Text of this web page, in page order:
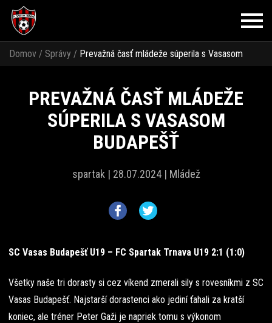
Domov / Správy / Prevažná časť mládeže súperila s Vasasom
PREVAŽNÁ ČASŤ MLÁDEŽE
SÚPERILA S VASASOM
BUDAPEŠŤ
spartak | 28.07.2024 | Mládež
SC Vasas Budapešť U19 – FC Spartak Trnava U19 2:1 (1:0)
Všetky naše tri dorasty si cez víkend zmerali sily s rovesníkmi z SC
Vasas Budapešť. Najstarší dorastenci ako jediní ťahali za kratší
koniec, ale tréner Peter Gaži je napriek tomu s výkonom